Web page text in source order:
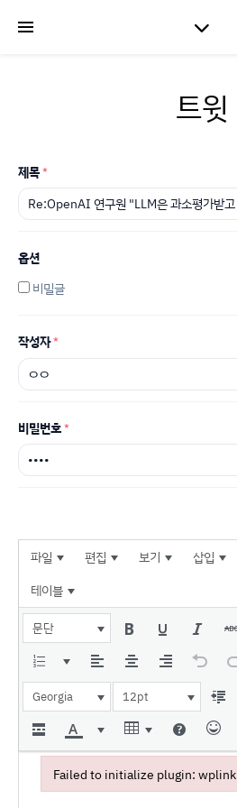
트윗
제목*
옵션
비밀글
작성자*
비밀번호*
파일 편집 보기 삽입
테이블
문단
Georgia 12pt
Failed to initialize plugin: wplink
Failed to initialize plugin: wplink